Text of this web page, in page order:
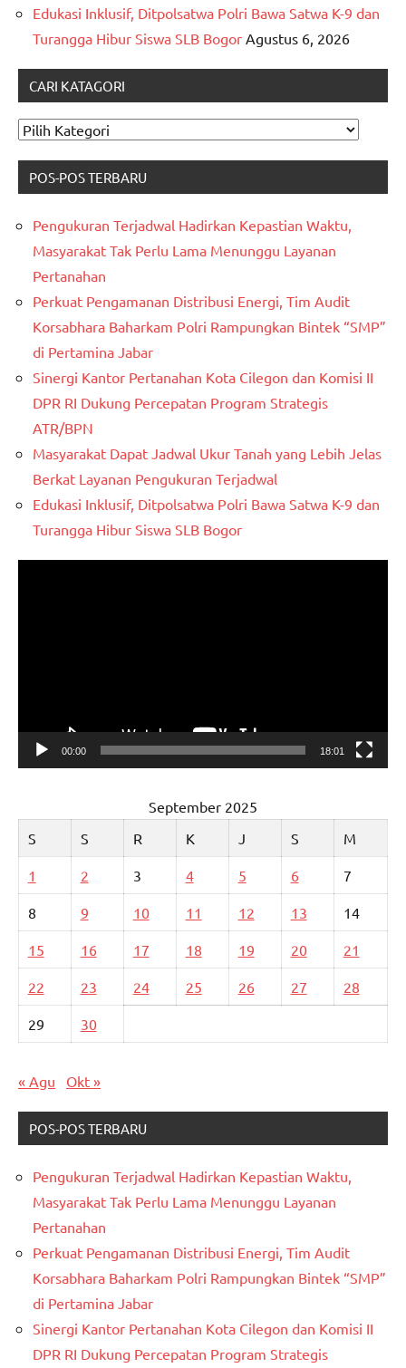
Edukasi Inklusif, Ditpolsatwa Polri Bawa Satwa K-9 dan
Turangga Hibur Siswa SLB Bogor Agustus 6, 2026
CARI KATAGORI
CARI
POS-POS TERBARU
Pengukuran Terjadwal Hadirkan Kepastian Waktu,
Masyarakat Tak Perlu Lama Menunggu Layanan
Pertanahan
Perkuat Pengamanan Distribusi Energi, Tim Audit
Korsabhara Baharkam Polri Rampungkan Bintek “SMP”
di Pertamina Jabar
Sinergi Kantor Pertanahan Kota Cilegon dan Komisi II
DPR RI Dukung Percepatan Program Strategis
ATR/BPN
Masyarakat Dapat Jadwal Ukur Tanah yang Lebih Jelas
Berkat Layanan Pengukuran Terjadwal
Edukasi Inklusif, Ditpolsatwa Polri Bawa Satwa K-9 dan
Turangga Hibur Siswa SLB Bogor
00:00 18:01
September 2025
S
S R K J S M
1 2 3 4 5 6 7
8 9 10 11 12 13 14
15 16 17 18 19 20 21
22 23 24 25 26 27 28
29 30
« Agu Okt »
POS-POS TERBARU
Pengukuran Terjadwal Hadirkan Kepastian Waktu,
Masyarakat Tak Perlu Lama Menunggu Layanan
Pertanahan
Perkuat Pengamanan Distribusi Energi, Tim Audit
Korsabhara Baharkam Polri Rampungkan Bintek “SMP”
di Pertamina Jabar
Sinergi Kantor Pertanahan Kota Cilegon dan Komisi II
DPR RI Dukung Percepatan Program Strategis